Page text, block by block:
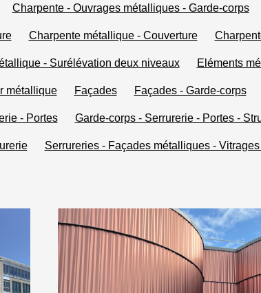
Charpente - Ouvrages métalliques - Garde-corps
Charpente métallique - Couverture
- Surélévation deux niveaux Eléments
métallique Façades Façades - Garde-corps
- Portes Garde-corps - Serrurerie - Portes -
Serrureries - Façades métalliques -